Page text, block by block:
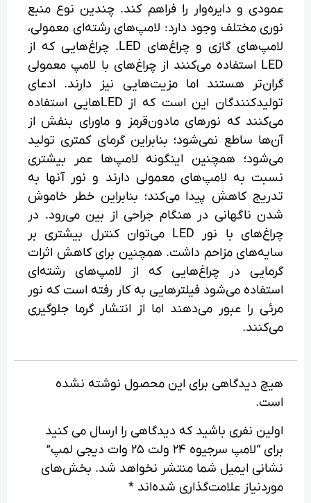
عمودی و دایره‌وار را فراهم کند. چندین نوع منبع
نوری مختلف وجود دارد: لامپ‌های رشته‌ای معمولی،
لامپ‌های گازی و چراغ‌های LED. چراغ‌هایی که از
LED استفاده می‌کنند از چراغ‌های با لامپ معمولی
گران‌تر هستند اما مزیت‌هایی نیز دارند. ادعای
تولید‌کنندگان این است که از LEDهایی استفاده
می‌کنند که نورهای مادون‌قرمز و ماورای بنفش از
آن‌ها ساطع نمی‌شود؛ بنابراین گرمای کمتری تولید
می‌شود؛ همچنین اینگونه لامپ‌ها عمر بیشتری
نسبت به لامپ‌های معمولی دارند و نور آنها به
تدریج کاهش پیدا می‌کند؛ بنابراین خطر خاموش
شدن ناگهانی در هنگام جراحی از بین می‌رود. در
چراغ‌های با نور LED می‌توان کنترل بیشتری بر
سایه‌های مزاحم داشت. همچنین برای کاهش اثرات
گرمایی در چراغ‌هایی که از لامپ‌های رشته‌ای
استفاده می‌شود فیلترهایی به کار رفته است که نور
مرئی را عبور می‌دهند اما از انتشار گرما جلوگیری
می‌کنند.
هیچ دیدگاهی برای این محصول نوشته نشده
است.
اولین نفری باشید که دیدگاهی را ارسال می کنید
برای “لامپ سرجیوه 24 ولت 25 وات دیجی لمپ”
نشانی ایمیل شما منتشر نخواهد شد. بخش‌های
موردنیاز علامت‌گذاری شده‌اند *